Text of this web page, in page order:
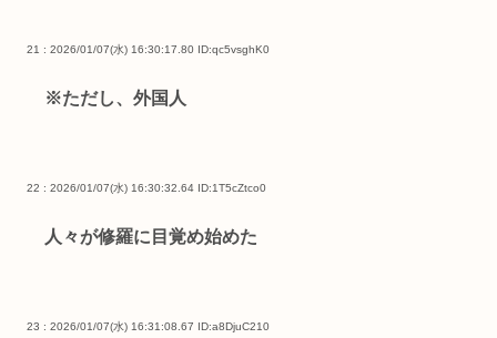
21 : 2026/01/07(水) 16:30:17.80 ID:qc5vsghK0
※ただし、外国人
22 : 2026/01/07(水) 16:30:32.64 ID:1T5cZtco0
人々が修羅に目覚め始めた
23 : 2026/01/07(水) 16:31:08.67 ID:a8DjuC210